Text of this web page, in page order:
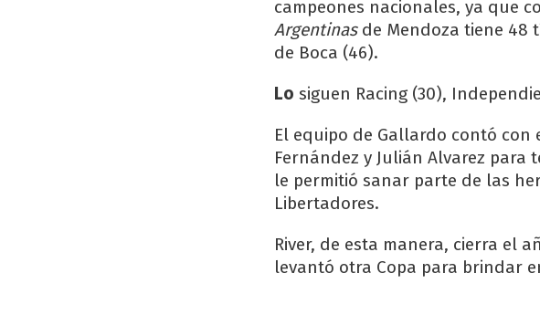
campeones nacionales, ya que
Argentinasde Mendoza tiene 48
de Boca (46).
Lo siguen Racing (30),
El equipo de Gallardo contó con
Fernández y Julián Alvarez
le permitió sanar parte de las
Libertadores.
River, de esta manera, cierra el
levantó otra Copa para brindar